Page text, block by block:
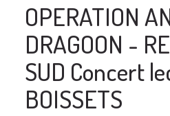
OPERATION
DRAGOON -
SUD Concert
BOISSETS